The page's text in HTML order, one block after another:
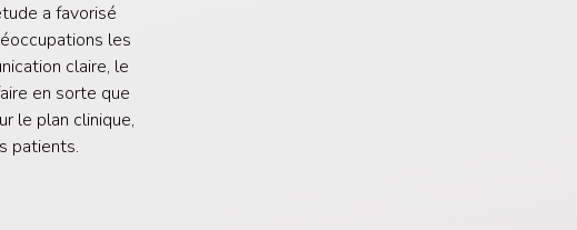
a favorisé
les
claire, le
en sorte que
le plan clinique,
patients.